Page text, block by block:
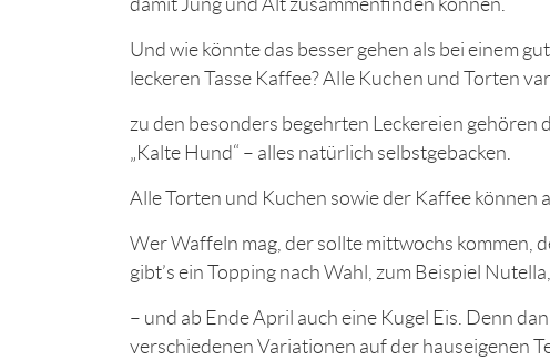
damit Jung und Alt zusammenfinden können.
Und wie könnte das besser gehen als bei einem
leckeren Tasse Kaffee? Alle Kuchen und Torten
zu den besonders begehrten Leckereien
„Kalte Hund“ – alles natürlich selbstgebacken.
Alle Torten und Kuchen sowie der Kaffee können
Wer Waffeln mag, der sollte mittwochs kommen,
gibt’s ein Topping nach Wahl, zum Beispiel
– und ab Ende April auch eine Kugel Eis. Denn
verschiedenen Variationen auf der hauseigenen